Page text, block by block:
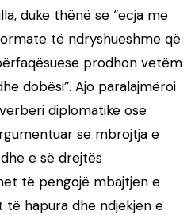
duke thënë se “ecja me
të ndryshueshme që
prodhon vetëm
dobësi”. Ajo paralajmëroi
diplomatike ose
se mbrojtja e
e së drejtës
të pengojë mbajtjen e
të hapura dhe ndjekjen e